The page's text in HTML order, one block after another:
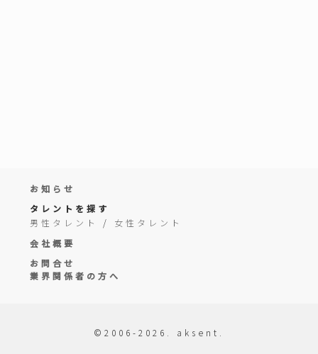
お知らせ
タレントを探す
男性タレント
/ 女性タレント
会社概要
お問合せ
業界関係者の方へ
©2006-2026. aksent.